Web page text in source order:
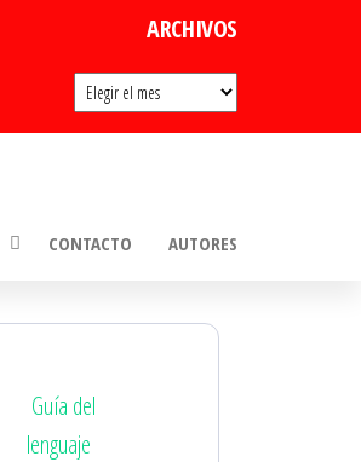
ARCHIVOS
Archivos
CONTACTO AUTORES
Guía del
lenguaje